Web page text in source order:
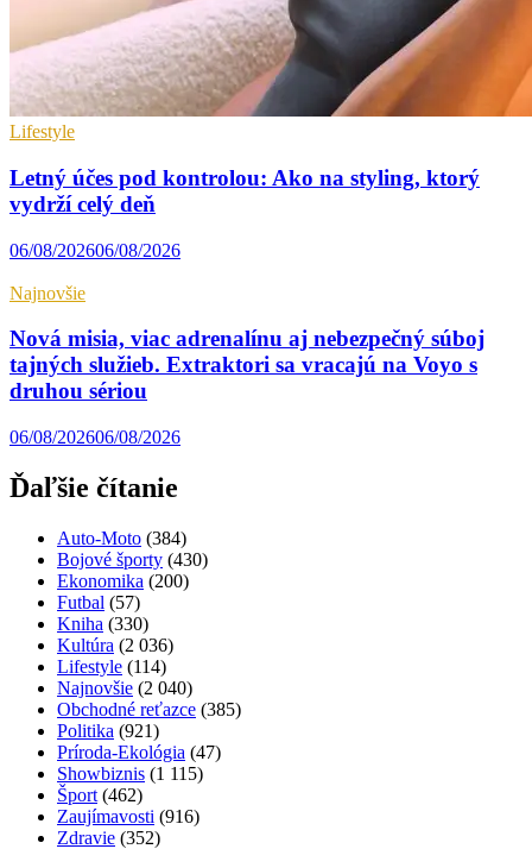
Lifestyle
Letný účes pod kontrolou: Ako na styling, ktorý
vydrží celý deň
06/08/202606/08/2026
Najnovšie
Nová misia, viac adrenalínu aj nebezpečný súboj
tajných služieb. Extraktori sa vracajú na Voyo s
druhou sériou
06/08/202606/08/2026
Ďaľšie čítanie
Auto-Moto (384)
Bojové športy (430)
Ekonomika (200)
Futbal (57)
Kniha (330)
Kultúra (2 036)
Lifestyle (114)
Najnovšie (2 040)
Obchodné reťazce (385)
Politika (921)
Príroda-Ekológia (47)
Showbiznis (1 115)
Šport (462)
Zaujímavosti (916)
Zdravie (352)